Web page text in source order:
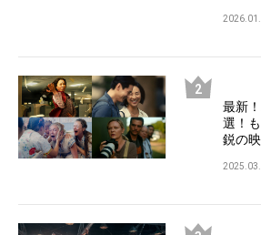
最新
選！
鋭の